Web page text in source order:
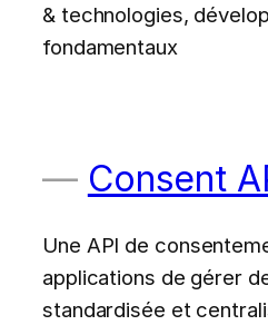
& technologies,
fondamentaux
Consent
Une API de
applications de gérer
standardisée et